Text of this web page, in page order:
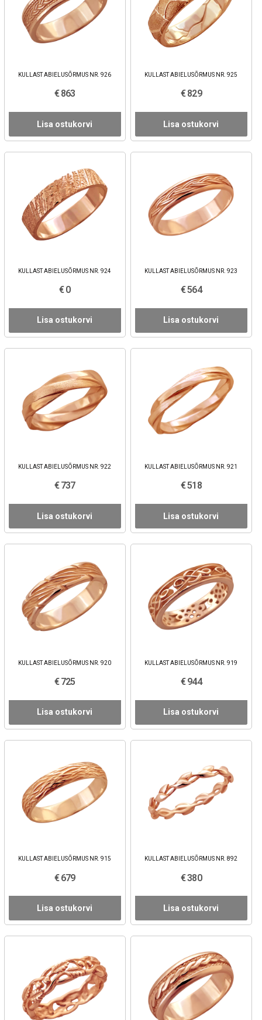
KULLAST ABIELUSÕRMUS NR. 926
€ 863
Lisa ostukorvi
KULLAST ABIELUSÕRMUS NR. 925
€ 829
Lisa ostukorvi
KULLAST ABIELUSÕRMUS NR. 924
€ 0
Lisa ostukorvi
KULLAST ABIELUSÕRMUS NR. 923
€ 564
Lisa ostukorvi
KULLAST ABIELUSÕRMUS NR. 922
€ 737
Lisa ostukorvi
KULLAST ABIELUSÕRMUS NR. 921
€ 518
Lisa ostukorvi
KULLAST ABIELUSÕRMUS NR. 920
€ 725
Lisa ostukorvi
KULLAST ABIELUSÕRMUS NR. 919
€ 944
Lisa ostukorvi
KULLAST ABIELUSÕRMUS NR. 915
€ 679
Lisa ostukorvi
KULLAST ABIELUSÕRMUS NR. 892
€ 380
Lisa ostukorvi